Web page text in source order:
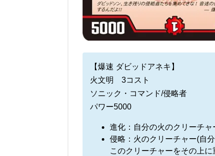
【爆速 ダビッドアネキ】
火文明 3コスト
ソニック・コマンド/侵略者
パワー5000
進化：自分の火のクリーチャ
侵略：火のクリーチャー(自
このクリーチャーをその上